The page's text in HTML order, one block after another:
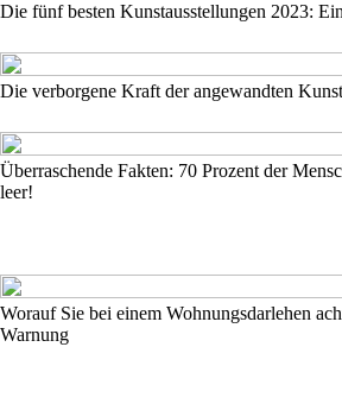
Die fünf besten Kunstausstellungen 2023:
Die verborgene Kraft der angewandten
Überraschende Fakten: 70 Prozent der
leer!
Worauf Sie bei einem Wohnungsdarlehen
Warnung